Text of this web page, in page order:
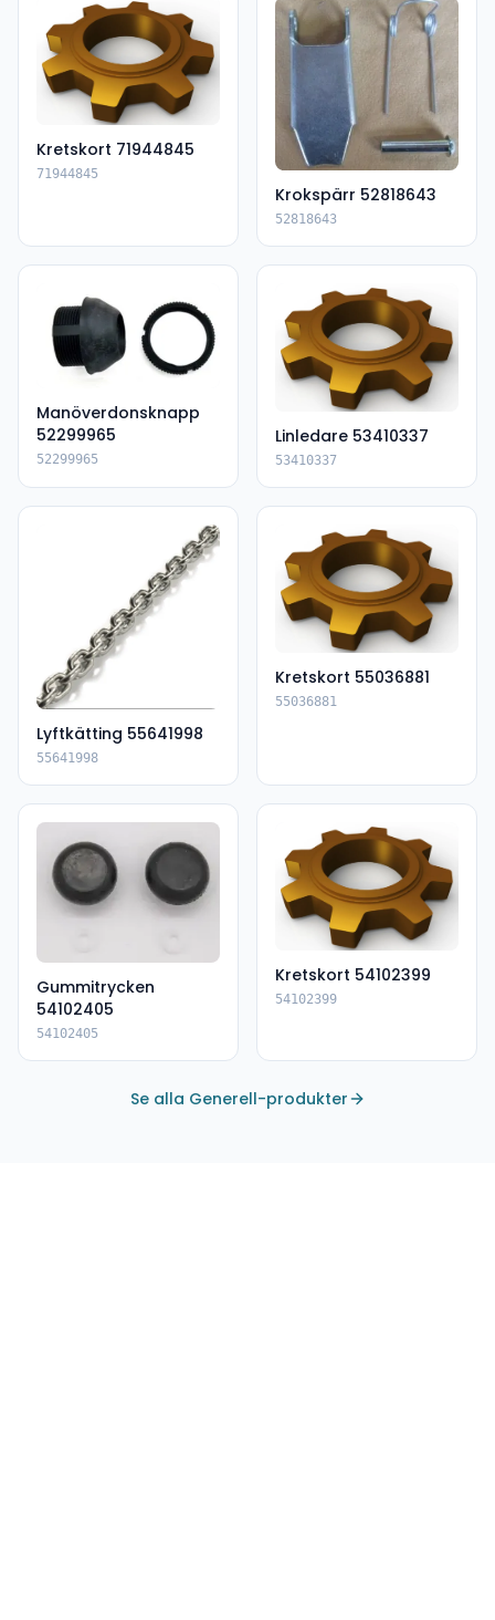
Kretskort 71944845
71944845
Krokspärr 52818643
52818643
Manöverdonsknapp
52299965
52299965
Linledare 53410337
53410337
Lyftkätting 55641998
55641998
Kretskort 55036881
55036881
Gummitrycken
54102405
54102405
Kretskort 54102399
54102399
Se alla Generell-produkter